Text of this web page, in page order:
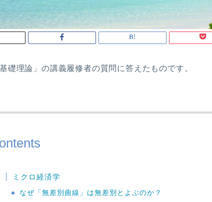
基礎理論」の講義履修者の質問に答えたものです。
ミクロ経済学
なぜ「無差別曲線」は無差別とよぶのか？